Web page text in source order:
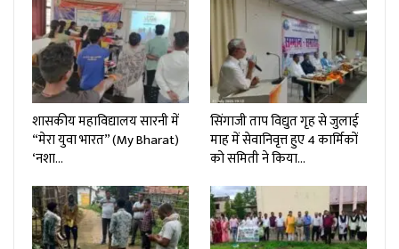
शासकीय महाविद्यालय सारनी में
“मेरा युवा भारत” (My Bharat)
‘नशा…
सिंगाजी ताप विद्युत गृह से जुलाई
माह में सेवानिवृत्त हुए 4 कार्मिकों
को समिती ने किया…